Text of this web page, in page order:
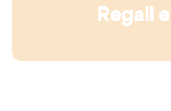
Regali